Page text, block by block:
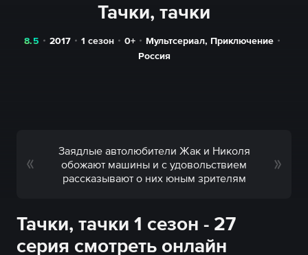
Тачки, тачки
8.5 2017 1 сезон 0+ Мультсериал, Приключение
Россия
Заядлые автолюбители Жак и Николя
обожают машины и с удовольствием
рассказывают о них юным зрителям
Тачки, тачки 1 сезон - 27
серия смотреть онлайн